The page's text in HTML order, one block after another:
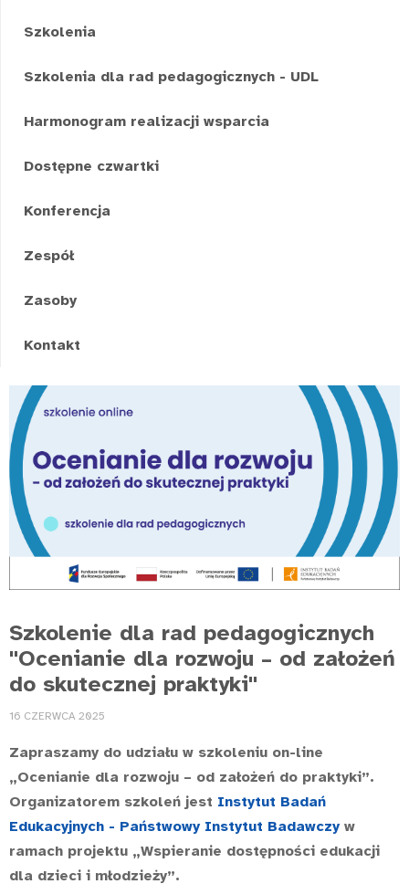
Szkolenia
Szkolenia dla rad pedagogicznych - UDL
Harmonogram realizacji wsparcia
Dostępne czwartki
Konferencja
Zespół
Zasoby
Kontakt
Szkolenie dla rad pedagogicznych
"Ocenianie dla rozwoju – od założeń
do skutecznej praktyki"
16 CZERWCA 2025
Zapraszamy do udziału w szkoleniu on-line
„Ocenianie dla rozwoju – od założeń do praktyki”.
Organizatorem szkoleń jest Instytut Badań
Edukacyjnych - Państwowy Instytut Badawczy w
ramach projektu „Wspieranie dostępności edukacji
dla dzieci i młodzieży”.